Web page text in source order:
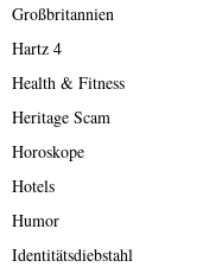
Großbritannien
Hartz 4
Health & Fitness
Heritage Scam
Horoskope
Hotels
Humor
Identitätsdiebstahl